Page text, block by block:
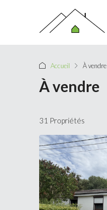
Accueil À vendre
À vendre
31 Propriétés